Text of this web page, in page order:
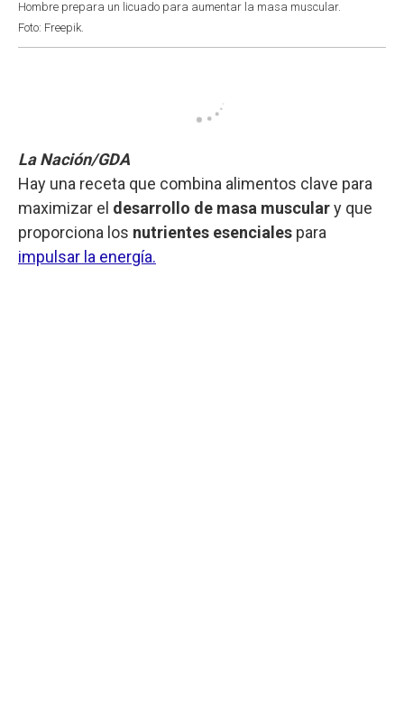
Hombre prepara un licuado para aumentar la masa muscular.
Foto: Freepik.
La Nación/GDA
Hay una receta que combina alimentos clave para
maximizar el desarrollo de masa musculary que
proporciona los nutrientes esenciales para
impulsar la energía.